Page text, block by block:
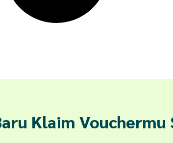
Klaim Vouchermu